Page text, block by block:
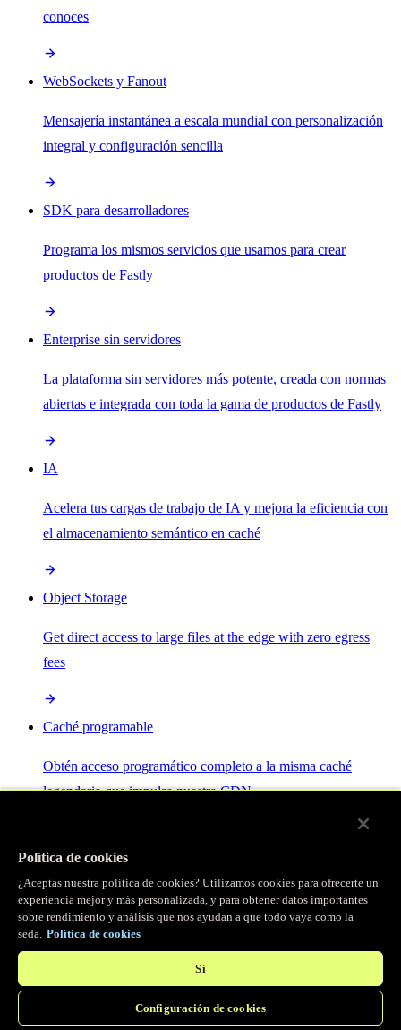
conoces
WebSockets y Fanout
Mensajería instantánea a escala mundial con personalización
integral y configuración sencilla
SDK para desarrolladores
Programa los mismos servicios que usamos para crear
productos de Fastly
Enterprise sin servidores
La plataforma sin servidores más potente, creada con normas
abiertas e integrada con toda la gama de productos de Fastly
IA
Acelera tus cargas de trabajo de IA y mejora la eficiencia con
el almacenamiento semántico en caché
Object Storage
Get direct access to large files at the edge with zero egress
fees
Caché programable
Obtén acceso programático completo a la misma caché
legendaria que impulsa nuestra CDN.
Servidor MCP
Control por IA para tus servicios Fastly.
Política de cookies
¿Aceptas nuestra política de cookies? Utilizamos cookies para ofrecerte un
experiencia mejor y más personalizada, y para obtener datos importantes
sobre rendimiento y análisis que nos ayudan a que todo vaya como la
seda. Política de cookies
Sí
Configuración de cookies